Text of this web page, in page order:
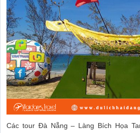
Các tour Đà Nẵng – Làng Bích Họa